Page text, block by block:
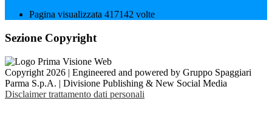
Pagina visualizzata 417142 volte
Sezione Copyright
Copyright 2026 | Engineered and powered by Gruppo Spaggiari
Parma S.p.A. | Divisione Publishing & New Social Media
Disclaimer trattamento dati personali